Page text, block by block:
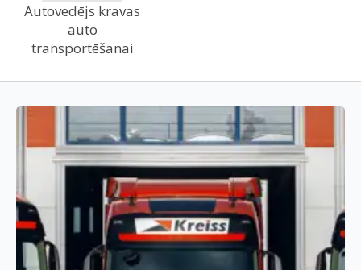
Autovedējs kravas
auto
transportēšanai